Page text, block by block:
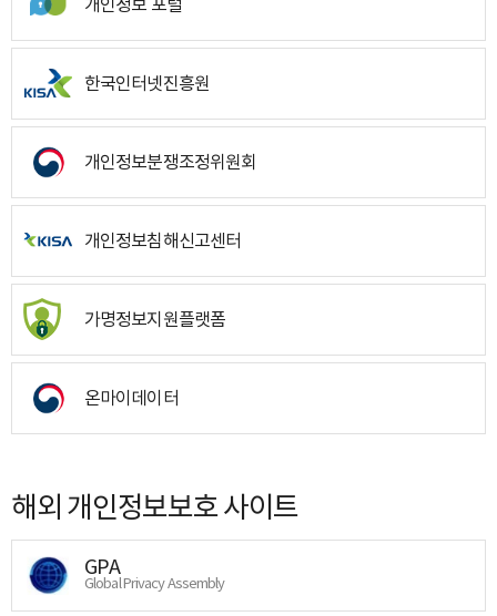
한국인터넷진흥원
개인정보분쟁조정위원회
개인정보침해신고센터
가명정보지원플랫폼
온마이데이터
해외 개인정보보호 사이트
GPA
Global Privacy Assembly